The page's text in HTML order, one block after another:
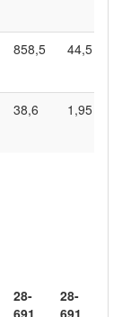
858,5 44,5
38,6 1,95
28-
691
28-
691